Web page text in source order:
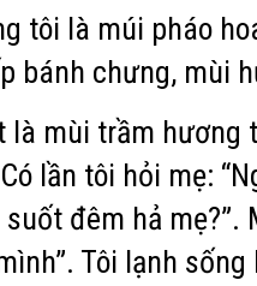
tôi là múi pháo
bánh chưng, mùi
là mùi trầm hương
lần tôi hỏi mẹ:
đêm hả mẹ?”.
Tôi lạnh